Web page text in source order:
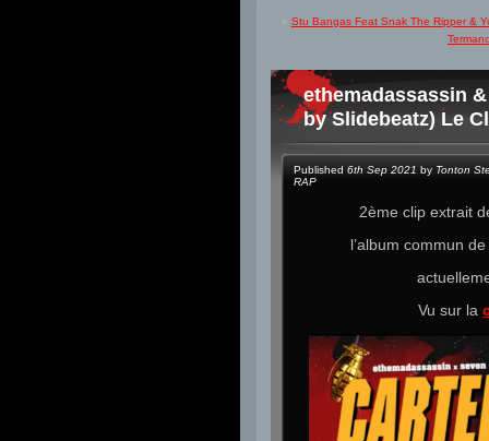
« Stu Bangas Feat Snak The Ripper &
ethemadassassin
by Slidebeatz) Le
Published 6th Sep 2021 by Tonton
RAP
2ème clip extrait
l’album commun de
Vu sur la